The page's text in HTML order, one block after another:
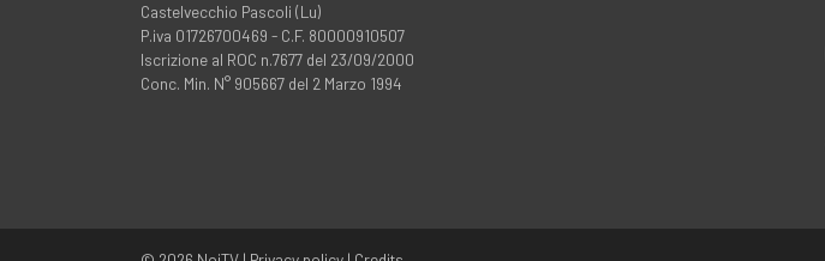
Castelvecchio Pascoli (Lu)
P.iva 01726700469 - C.F. 80000910507
Iscrizione al ROC n.7677 del 23/09/2000
Conc. Min. N° 905667 del 2 Marzo 1994